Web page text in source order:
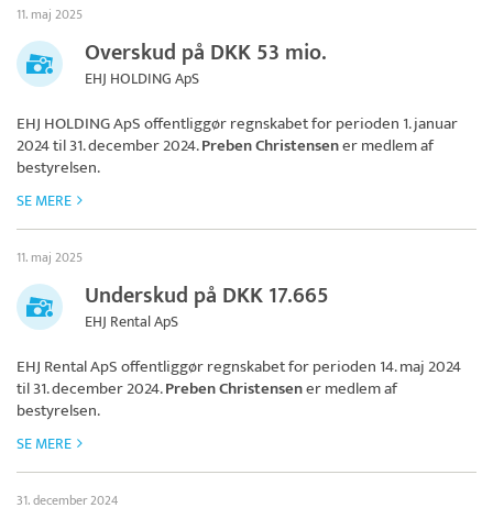
11. maj 2025
Overskud på DKK 53 mio.
EHJ HOLDING ApS
EHJ HOLDING ApSoffentliggør regnskabet for perioden 1. januar
2024 til 31. december 2024.Preben Christensener medlem af
bestyrelsen.
SE MERE
11. maj 2025
Underskud på DKK 17.665
EHJ Rental ApS
EHJ Rental ApSoffentliggør regnskabet for perioden 14. maj 2024
til 31. december 2024.Preben Christensener medlem af
bestyrelsen.
SE MERE
31. december 2024